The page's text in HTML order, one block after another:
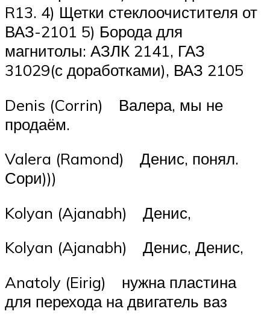
R13. 4) Щетки стеклоочистителя от
ВАЗ-2101 5) Борода для
магнитолы: АЗЛК 2141, ГАЗ
31029(с доработками), ВАЗ 2105
Denis (Corrin) Валера, мы не
продаём.
Valera (Ramond) Денис, понял.
Сори)))
Kolyan (Ajanabh) Денис,
Kolyan (Ajanabh) Денис, Денис,
Anatoly (Eirig) нужна пластина
для перехода на двигатель ваз